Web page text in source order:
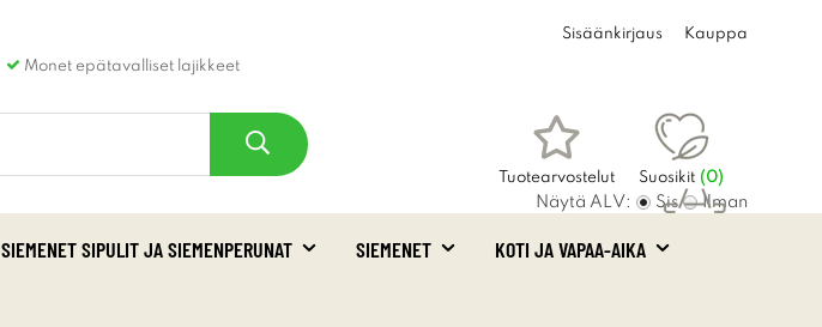
Monet epätavalliset lajikkeet
Sisäänkirjaus Kauppa
Tuotearvostelut Suosikit (0)
Ostoskori
Näytä ALV: Sis Ilman
SIEMENET SIPULIT JA SIEMENPERUNAT SIEMENET KOTI JA VAPAA-AIKA